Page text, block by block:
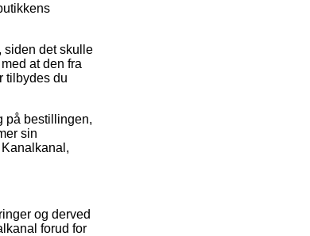
siden det skulle
at den fra
tilbydes du
på bestillingen,
sin
og derved
forud for